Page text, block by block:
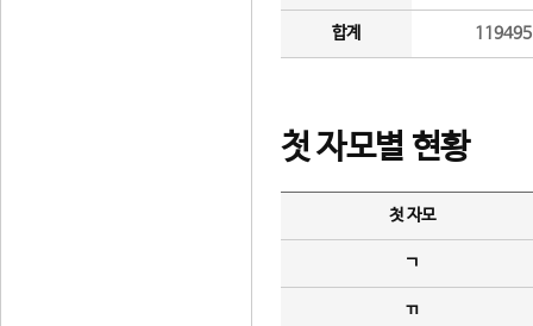
합계
첫 자모별 현황
첫 자모
ㄱ
ㄲ